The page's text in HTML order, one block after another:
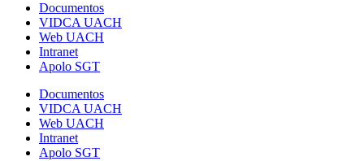
Documentos
VIDCA UACH
Web UACH
Intranet
Apolo SGT
Documentos
VIDCA UACH
Web UACH
Intranet
Apolo SGT